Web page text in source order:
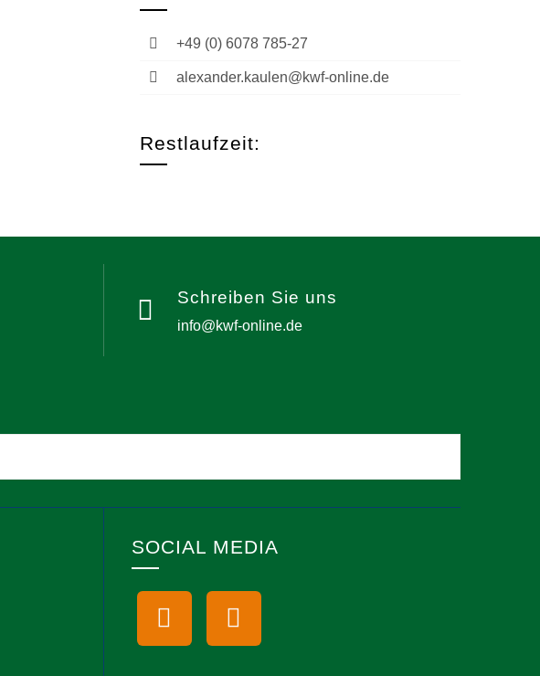
+49 (0) 6078 785-27
alexander.kaulen@kwf-online.de
Restlaufzeit:
Schreiben Sie uns
info@kwf-online.de
SOCIAL MEDIA